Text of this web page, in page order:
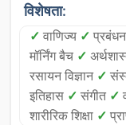
विशेषता:
✓ वाणिज्य ✓ प्रबंधन
मॉर्निंग बैच ✓
रसायन विज्ञान ✓
इतिहास ✓ संगीत ✓
शारीरिक शिक्षा ✓